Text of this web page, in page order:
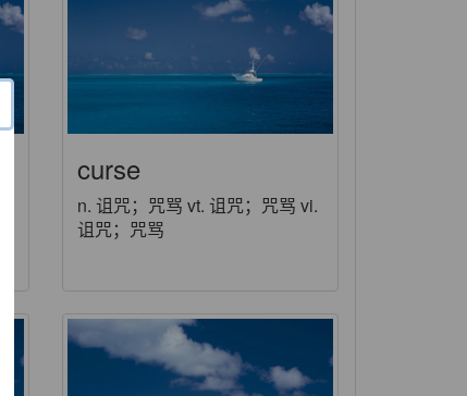
curse
n. 诅咒；咒骂 vt. 诅咒；咒骂 vi.
诅咒；咒骂